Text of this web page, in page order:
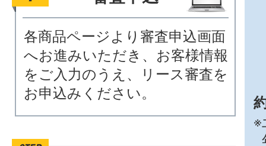
各商品ページより審査申込画面
へお進みいただき、お客様情報
をご入力のうえ、リース審査を
お申込みください。
※